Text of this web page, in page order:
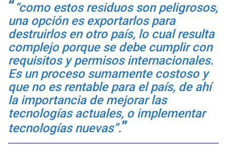
“como estos residuos son peligrosos,
una opción es exportarlos para
destruirlos en otro país, lo cual resulta
complejo porque se debe cumplir con
requisitos y permisos internacionales.
Es un proceso sumamente costoso y
que no es rentable para el país, de ahí
la importancia de mejorar las
tecnologías actuales, o implementar
tecnologías nuevas”.